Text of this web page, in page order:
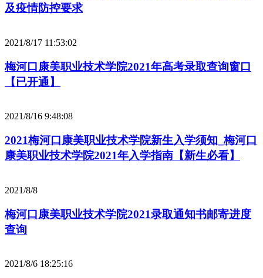
及疫情防控要求
2021/8/17 11:53:02
梅河口康美职业技术学院2021年高考录取查询窗口
【已开通】
2021/8/16 9:48:08
2021梅河口康美职业技术学院新生入学须知_梅河口
康美职业技术学院2021年入学指南【新生必看】
2021/8/8
梅河口康美职业技术学院2021录取通知书邮寄进度
查询
2021/8/6 18:25:16